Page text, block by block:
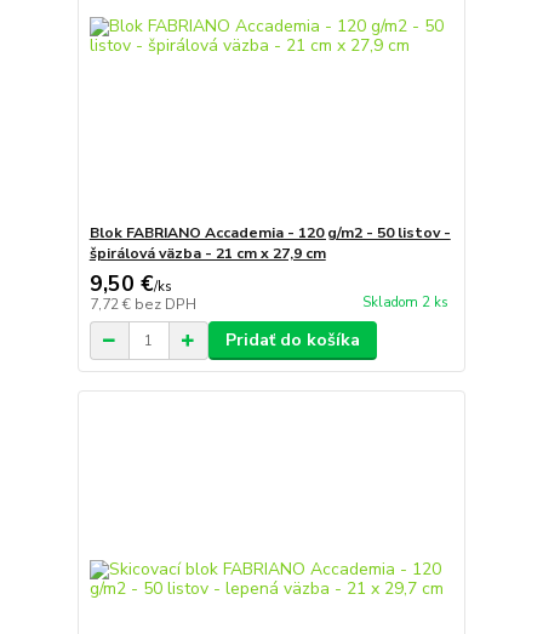
Blok FABRIANO Accademia - 120 g/m2 - 50 listov -
špirálová väzba - 21 cm x 27,9 cm
9,50 €/ks
7,72 € bez DPH Skladom 2 ks
Pridať do košíka